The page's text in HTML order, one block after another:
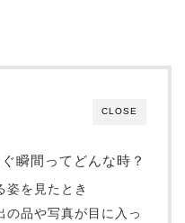
CLOSE
瞬間ってどんな時？
姿を見たとき
の品や写真が目に入っ